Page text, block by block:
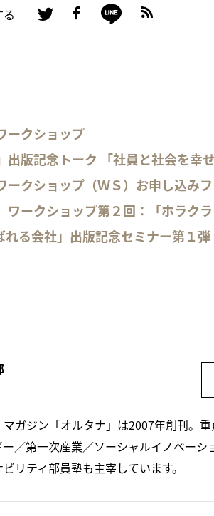
ークショップ
出版記念トーク 「社員と社会を幸
ークショップ（ＷＳ）お申し込み
ワークショップ第２回：「ホラク
る会社」出版記念セミナー第１弾
ガジン「オルタナ」は2007年創刊。
／第一次産業／ソーシャルイノベーシ
リティ部員塾も主宰しています。